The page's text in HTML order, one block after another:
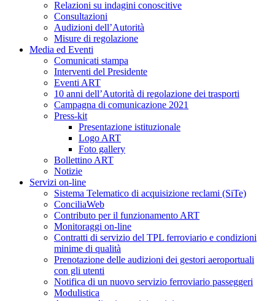
Relazioni su indagini conoscitive
Consultazioni
Audizioni dell’Autorità
Misure di regolazione
Media ed Eventi
Comunicati stampa
Interventi del Presidente
Eventi ART
10 anni dell’Autorità di regolazione dei trasporti
Campagna di comunicazione 2021
Press-kit
Presentazione istituzionale
Logo ART
Foto gallery
Bollettino ART
Notizie
Servizi on-line
Sistema Telematico di acquisizione reclami (SiTe)
ConciliaWeb
Contributo per il funzionamento ART
Monitoraggi on-line
Contratti di servizio del TPL ferroviario e condizioni
minime di qualità
Prenotazione delle audizioni dei gestori aeroportuali
con gli utenti
Notifica di un nuovo servizio ferroviario passeggeri
Modulistica